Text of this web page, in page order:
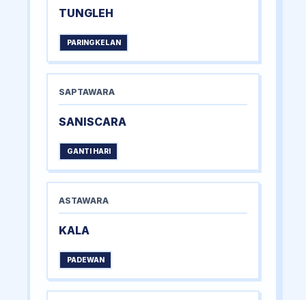
TUNGLEH
PARINGKELAN
SAPTAWARA
SANISCARA
GANTI HARI
ASTAWARA
KALA
PADEWAN